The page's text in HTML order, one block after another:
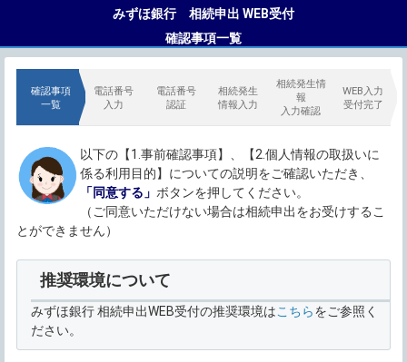
みずほ銀行 相続申出 WEB受付
確認事項一覧
確認事項
一覧
電話番号
入力
電話番号
認証
相続発生
情報入力
相続発生情
報
入力確認
WEB入力
受付完了
以下の【1.事前確認事項】、【2.個人情報の取扱いに
係る利用目的】についての説明をご確認いただき、
「同意する」 ボタンを押してください。
（ご同意いただけない場合は相続申出をお受けするこ
とができません）
推奨環境について
みずほ銀行 相続申出WEB受付の推奨環境はこちらをご参照く
ださい。